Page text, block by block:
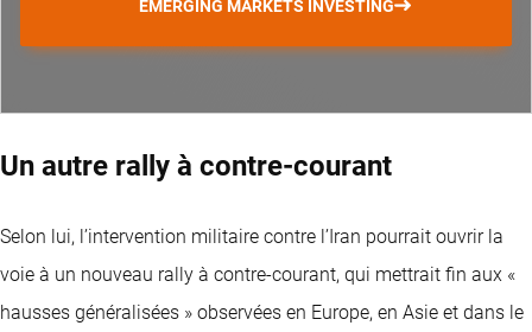
EMERGING MARKETS INVESTING
Un autre rally à contre-courant
Selon lui, l’intervention militaire contre l’Iran pourrait ouvrir la
voie à un nouveau rally à contre-courant, qui mettrait fin aux «
hausses généralisées » observées en Europe, en Asie et dans le